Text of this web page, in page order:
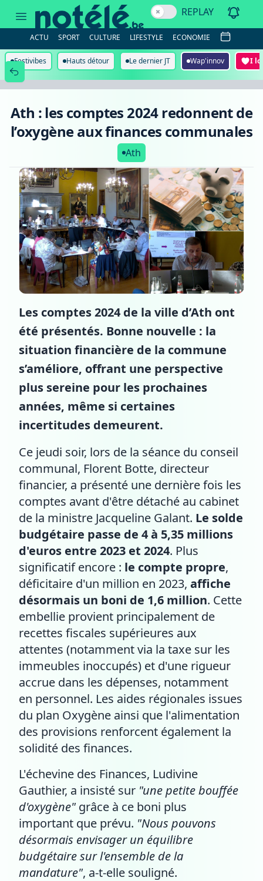
redonnent
de
l’oxygène
aux
finances
REPLAY
ACTU SPORT CULTURE LIFESTYLE ECONOMIE
Festivibes Hauts détour Le dernier JT Wap'innov I
Ath : les comptes 2024 redonnent de
l’oxygène aux finances communales
Ath
Les comptes 2024 de la ville d’Ath ont
été présentés. Bonne nouvelle : la
situation financière de la commune
s’améliore, offrant une perspective
plus sereine pour les prochaines
années, même si certaines
incertitudes demeurent.
Ce jeudi soir, lors de la séance du conseil
communal, Florent Botte, directeur
financier, a présenté une dernière fois les
comptes avant d'être détaché au cabinet
de la ministre Jacqueline Galant. Le solde
budgétaire passe de 4 à 5,35 millions
d'euros entre 2023 et 2024. Plus
significatif encore : le compte propre,
déficitaire d'un million en 2023, affiche
désormais un boni de 1,6 million. Cette
embellie provient principalement de
recettes fiscales supérieures aux
attentes (notamment via la taxe sur les
immeubles inoccupés) et d'une rigueur
accrue dans les dépenses, notamment
en personnel. Les aides régionales issues
du plan Oxygène ainsi que l'alimentation
des provisions renforcent également la
solidité des finances.
L'échevine des Finances, Ludivine
Gauthier, a insisté sur "une petite bouffée
d'oxygène" grâce à ce boni plus
important que prévu. "Nous pouvons
désormais envisager un équilibre
budgétaire sur l'ensemble de la
mandature", a-t-elle souligné.